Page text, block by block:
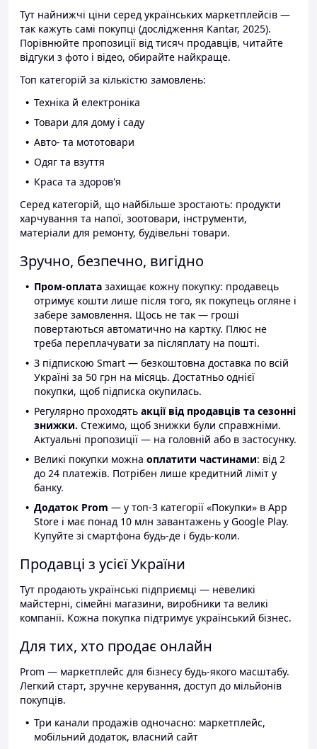
Тут найнижчі ціни серед українських маркетплейсів —
так кажуть самі покупці (дослідження Kantar, 2025).
Порівнюйте пропозиції від тисяч продавців, читайте
відгуки з фото і відео, обирайте найкраще.
Топ категорій за кількістю замовлень:
Техніка й електроніка
Товари для дому і саду
Авто- та мототовари
Одяг та взуття
Краса та здоров'я
Серед категорій, що найбільше зростають: продукти
харчування та напої, зоотовари, інструменти,
матеріали для ремонту, будівельні товари.
Зручно, безпечно, вигідно
Пром-оплата захищає кожну покупку: продавець
отримує кошти лише після того, як покупець огляне і
забере замовлення. Щось не так — гроші
повертаються автоматично на картку. Плюс не
треба переплачувати за післяплату на пошті.
З підпискою Smart — безкоштовна доставка по всій
Україні за 50 грн на місяць. Достатньо однієї
покупки, щоб підписка окупилась.
Регулярно проходять акції від продавців та сезонні
знижки. Стежимо, щоб знижки були справжніми.
Актуальні пропозиції — на головній або в застосунку.
Великі покупки можна оплатити частинами: від 2
до 24 платежів. Потрібен лише кредитний ліміт у
банку.
Додаток Prom — у топ-3 категорії «Покупки» в App
Store і має понад 10 млн завантажень у Google Play.
Купуйте зі смартфона будь-де і будь-коли.
Продавці з усієї України
Тут продають українські підприємці — невеликі
майстерні, сімейні магазини, виробники та великі
компанії. Кожна покупка підтримує український бізнес.
Для тих, хто продає онлайн
Prom — маркетплейс для бізнесу будь-якого масштабу.
Легкий старт, зручне керування, доступ до мільйонів
покупців.
Три канали продажів одночасно: маркетплейс,
мобільний додаток, власний сайт